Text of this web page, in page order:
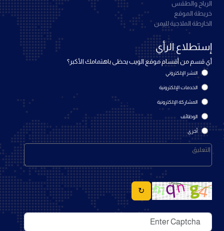
الرياح والطقس
خريطة الموقع
الخارطة الملاحية لليمن
إستطلاع الرأي
أي قسم من أقسام موقع الويب يحظى باهتمامك الأكبر؟
النشر الإلكتروني
الخدمات الإلكترونية
المشاركة الإلكترونية
الوظائف
أخرى
↻